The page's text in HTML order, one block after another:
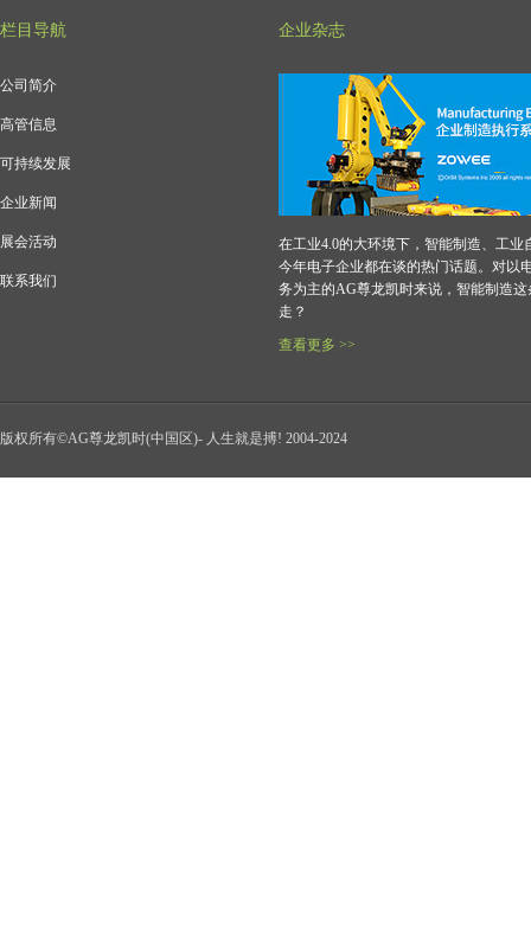
栏目导航
公司简介
高管信息
可持续发展
企业新闻
展会活动
联系我们
企业杂志
在工业4.0的大环境下，智能制造、工业
今年电子企业都在谈的热门话题。对以
务为主的AG尊龙凯时来说，智能制造这
走？
查看更多 >>
版权所有©AG尊龙凯时(中国区)- 人生就是搏! 2004-2024